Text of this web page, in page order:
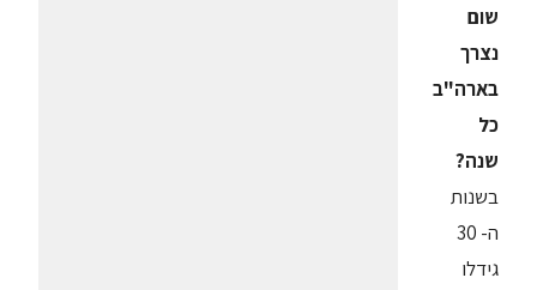
שום
נצרך
בארה"ב
כל
שנה?
בשנות
ה- 30
גידלו